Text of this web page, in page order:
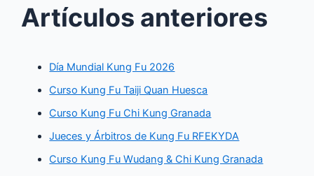
Artículos anteriores
Día Mundial Kung Fu 2026
Curso Kung Fu Taiji Quan Huesca
Curso Kung Fu Chi Kung Granada
Jueces y Árbitros de Kung Fu RFEKYDA
Curso Kung Fu Wudang & Chi Kung Granada